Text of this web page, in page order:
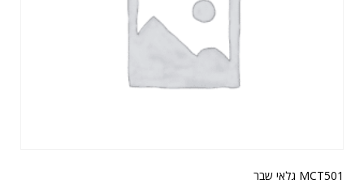
MCT501 גלאי שבר